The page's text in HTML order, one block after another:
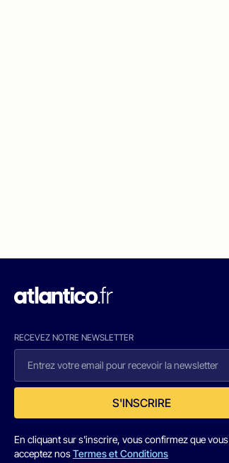
RECEVEZ NOTRE NEWSLETTER
S'INSCRIRE
En cliquant sur s'inscrire, vous confirmez que vous
acceptez nosTermes et Conditions